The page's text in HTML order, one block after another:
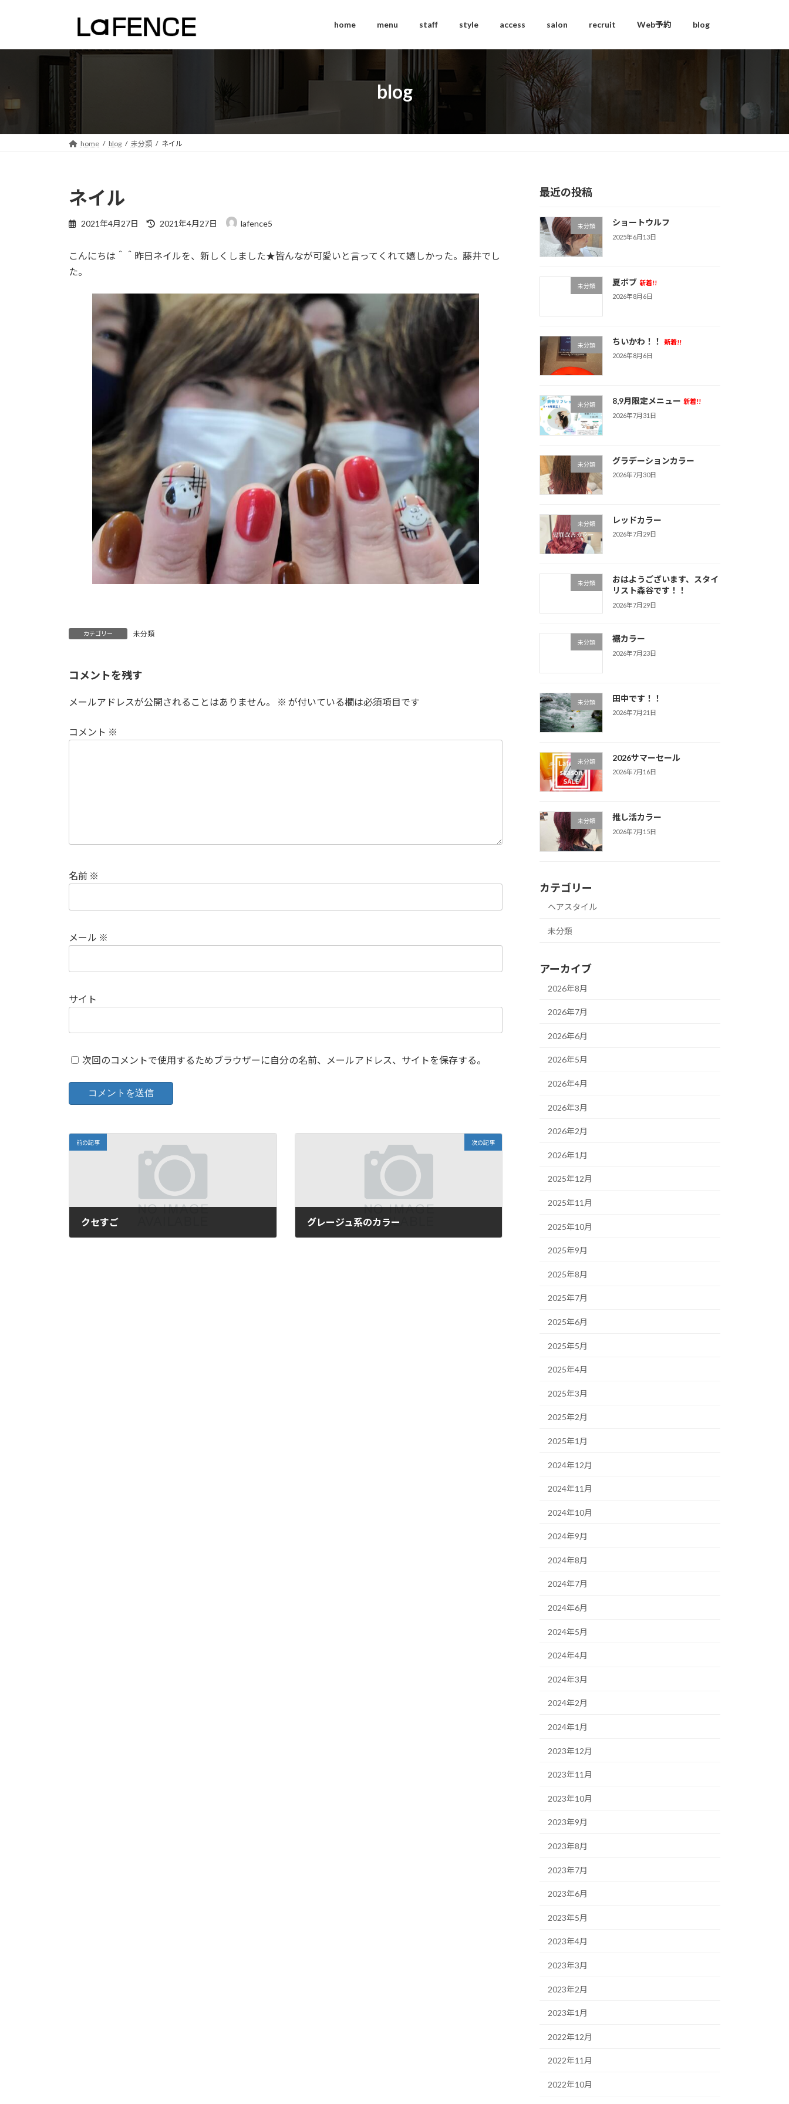
ン
ス
プ
ー
ン
動
home menu staff style access salon recruit Web予約 blog
blog
home blog 未分類 ネイル
ネイル
2021年4月27日
最
新
2021年4月27日 lafence5
こんにちは＾＾昨日ネイルを、新しくしました★皆んなが可愛いと言ってくれて嬉しかった。藤井でし
た。
カテゴリー 未分類
コメントを残す
メールアドレスが公開されることはありません。 ※ が付いている欄は必須項目です
コメント ※
名前 ※
メール ※
サイト
次回のコメントで使用するためブラウザーに自分の名前、メールアドレス、サイトを保存する。
前の記事
クセすご
次の記事
グレージュ系のカラー
最近の投稿
未分類 ショートウルフ
2025年6月13日
未分類 夏ボブ 新着!!
2026年8月6日
未分類 ちいかわ！！
新着!!
2026年8月6日
未分類 8,9月限定メニュー 新着!!
2026年7月31日
未分類 グラデーションカラー
2026年7月30日
未分類 レッドカラー
2026年7月29日
未分類
おはようございます、スタイ
リスト森谷です！！
2026年7月29日
未分類 裾カラー
2026年7月23日
未分類 田中です！！
2026年7月21日
未分類 2026サマーセール
2026年7月16日
未分類 推し活カラー
2026年7月15日
カテゴリー
ヘアスタイル
未分類
アーカイブ
2026年8月
2026年7月
2026年6月
2026年5月
2026年4月
2026年3月
2026年2月
2026年1月
2025年12月
2025年11月
2025年10月
2025年9月
2025年8月
2025年7月
2025年6月
2025年5月
2025年4月
2025年3月
2025年2月
2025年1月
2024年12月
2024年11月
2024年10月
2024年9月
2024年8月
2024年7月
2024年6月
2024年5月
2024年4月
2024年3月
2024年2月
2024年1月
2023年12月
2023年11月
2023年10月
2023年9月
2023年8月
2023年7月
2023年6月
2023年5月
2023年4月
2023年3月
2023年2月
2023年1月
2022年12月
2022年11月
2022年10月